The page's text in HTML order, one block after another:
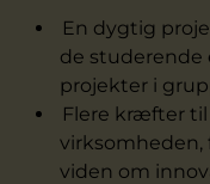
En dygtig
de studerende
projekter i
Flere kræfter
virksomheden,
viden om